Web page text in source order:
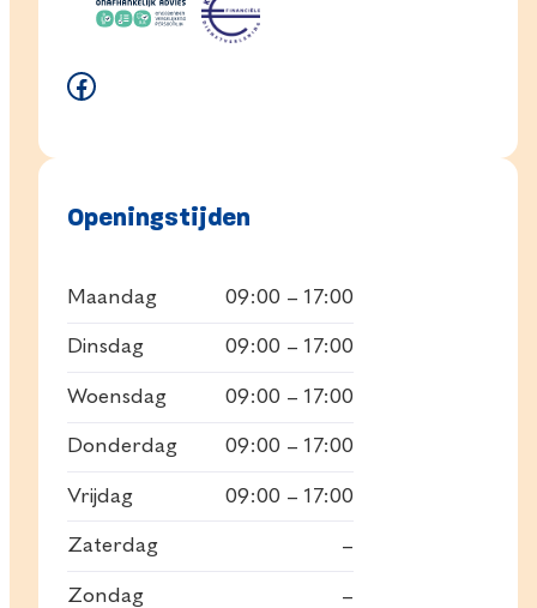
Facebook
Openingstijden
Maandag 09:00 – 17:00
Dinsdag 09:00 – 17:00
Woensdag 09:00 – 17:00
Donderdag 09:00 – 17:00
Vrijdag 09:00 – 17:00
Zaterdag –
Zondag –